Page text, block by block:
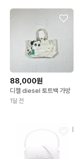
88,000원
디젤 diesel 토트백 가방
1달 전